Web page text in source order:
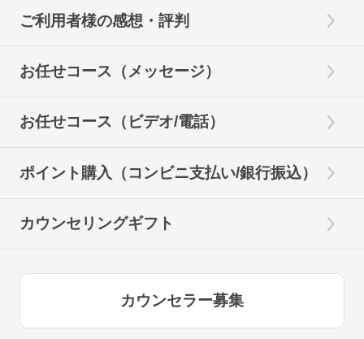
ご利用者様の感想・評判
お任せコース（メッセージ）
お任せコース（ビデオ/電話）
ポイント購入（コンビニ支払い/銀行振込）
カウンセリングギフト
カウンセラー募集